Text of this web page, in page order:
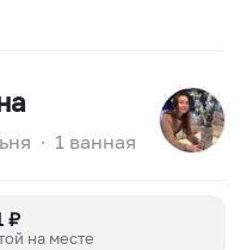
∙ 1 ванная
₽
на месте